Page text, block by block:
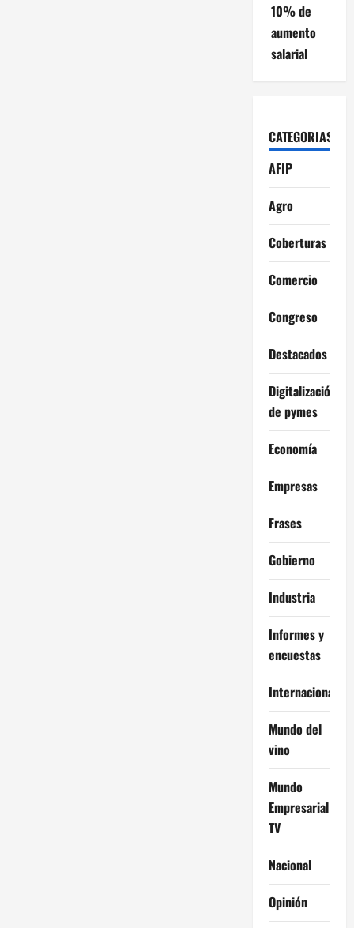
10% de
aumento
salarial
CATEGORIAS
AFIP
Agro
Coberturas
Comercio
Congreso
Destacados
Digitalización
de pymes
Economía
Empresas
Frases
Gobierno
Industria
Informes y
encuestas
Internacional
Mundo del
vino
Mundo
Empresarial
TV
Nacional
Opinión